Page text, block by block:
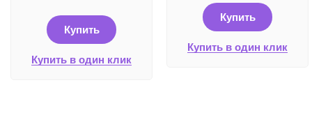
Купить
Купить в один клик
Купить
Купить в один клик